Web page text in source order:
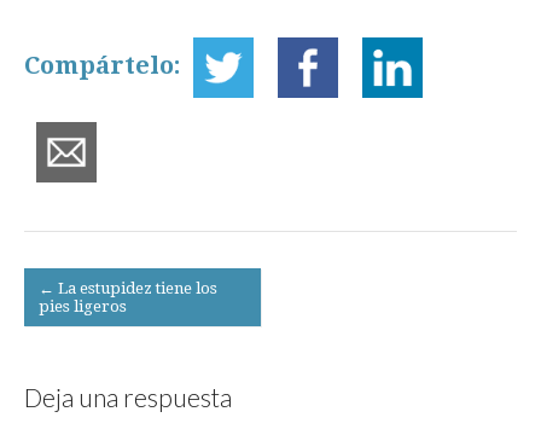
Compártelo:
Post
navigation
← La estupidez tiene los
pies ligeros
Deja una respuesta